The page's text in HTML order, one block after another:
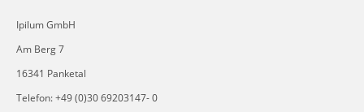
Ipilum GmbH
Am Berg 7
16341 Panketal
Telefon: +49 (0)30 69203147- 0